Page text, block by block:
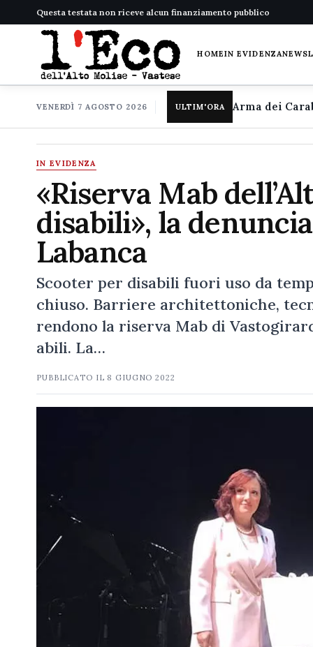
Questa testata non riceve alcun finanziamento pubblico
HOMEIN EVIDENZANEWS
VENERDÌ 7 AGOSTO 2026 ULTIM'ORA
IN EVIDENZA
«Riserva Mab
disabili», la
Labanca
Scooter per disabili fuori uso da
chiuso. Barriere architettoniche,
rendono la riserva Mab di
abili. La…
PUBBLICATO IL 8 GIUGNO 2022